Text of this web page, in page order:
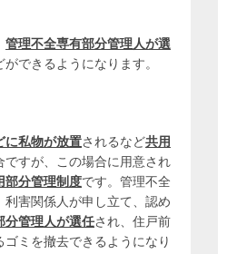
管理不全専有部分管理人が選
できるようになります。
に私物が放置されるなど共用
ですが、この場合に用意され
部分管理制度です。管理不全
害関係人が申し立て、認め
分管理人が選任され、住戸前
ミを撤去できるようになり